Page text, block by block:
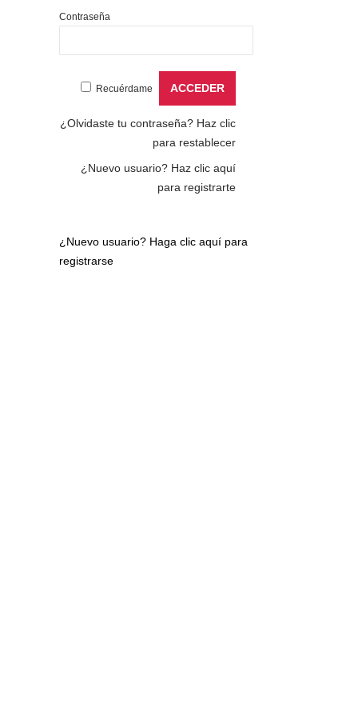
Contraseña
Recuérdame
¿Olvidaste tu contraseña? Haz clic
para restablecer
¿Nuevo usuario? Haz clic aquí
para registrarte
¿Nuevo usuario? Haga clic aquí para
registrarse